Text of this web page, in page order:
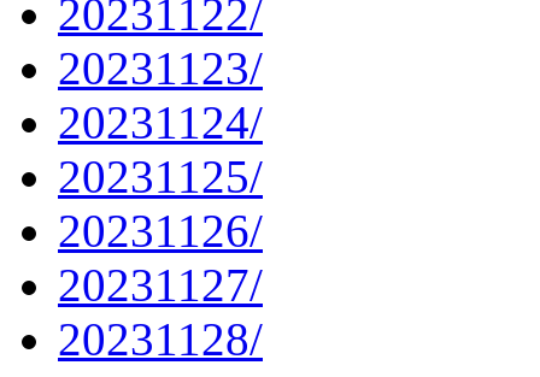
20231122/
20231123/
20231124/
20231125/
20231126/
20231127/
20231128/